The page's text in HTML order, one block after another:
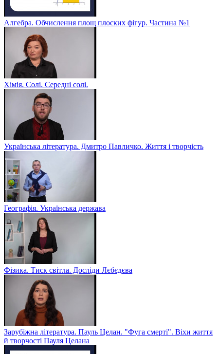
Алгебра. Обчислення площ плоских фігур. Частина №1
Хімія. Солі. Середні солі.
Українська література. Дмитро Павличко. Життя і творчість
Географія. Українська держава
Фізика. Тиск світла. Досліди Лєбєдєва
Зарубіжна література. Пауль Целан. "Фуга смерті". Віхи життя
й творчості Пауля Целана